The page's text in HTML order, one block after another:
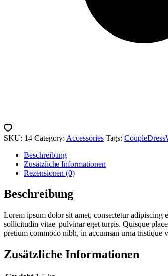
SKU: 14 Category: Accessories Tags: CoupleDress
Beschreibung
Zusätzliche Informationen
Rezensionen (0)
Beschreibung
Lorem ipsum dolor sit amet, consectetur adipiscing
sollicitudin vitae, pulvinar eget turpis. Quisque
pretium commodo nibh, in accumsan urna tristique
Zusätzliche Informationen